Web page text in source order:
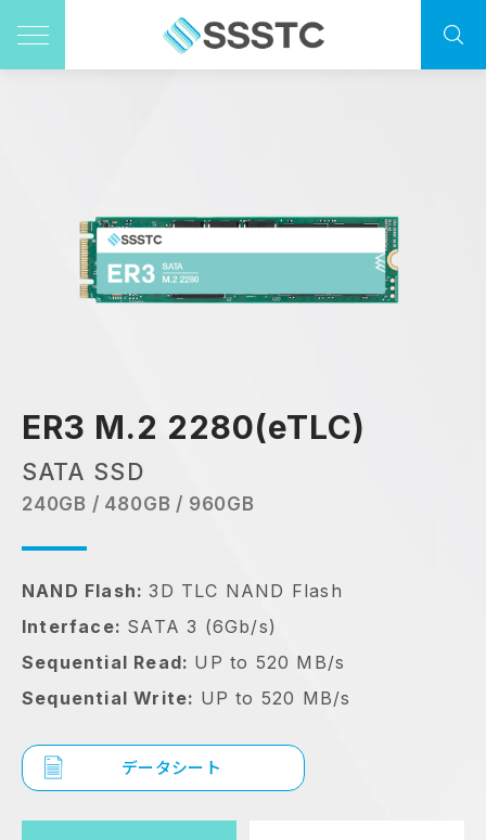
ER3 M.2 2280(eTLC)
SATA SSD
240GB / 480GB / 960GB
NAND Flash:3D TLC NAND Flash
Interface: SATA 3 (6Gb/s)
Sequential Read: UP to 520 MB/s
Sequential Write: UP to 520 MB/s
データシート